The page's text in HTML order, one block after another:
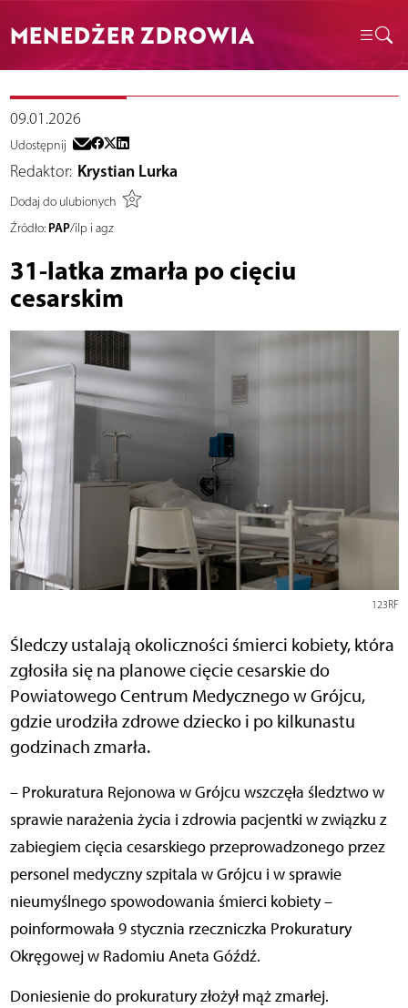
MENEDŻER ZDROWIA
09.01.2026
Udostępnij
Redaktor: Krystian Lurka
Dodaj do ulubionych
Źródło: PAP/ilp i agz
31-latka zmarła po cięciu
cesarskim
123RF
Śledczy ustalają okoliczności śmierci kobiety, która
zgłosiła się na planowe cięcie cesarskie do
Powiatowego Centrum Medycznego w Grójcu,
gdzie urodziła zdrowe dziecko i po kilkunastu
godzinach zmarła.
– Prokuratura Rejonowa w Grójcu wszczęła śledztwo w
sprawie narażenia życia i zdrowia pacjentki w związku z
zabiegiem cięcia cesarskiego przeprowadzonego przez
personel medyczny szpitala w Grójcu i w sprawie
nieumyślnego spowodowania śmierci kobiety –
poinformowała 9 stycznia rzeczniczka Prokuratury
Okręgowej w Radomiu Aneta Góźdź.
Doniesienie do prokuratury złożył mąż zmarłej.